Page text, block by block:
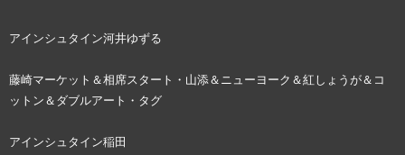
アインシュタイン河井ゆずる
藤崎マーケット＆相席スタート・山添＆ニューヨーク＆紅しょうが＆コ
ットン＆ダブルアート・タグ
アインシュタイン稲田